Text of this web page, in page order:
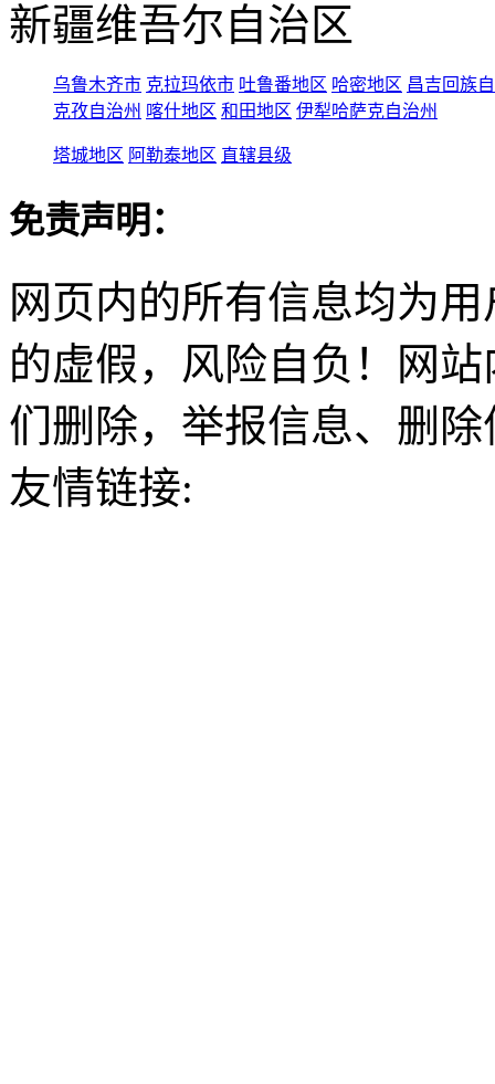
新疆维吾尔自治区
乌鲁木齐市 克拉玛依市 吐鲁番地区 哈密地区 昌吉回族
克孜自治州 喀什地区 和田地区 伊犁哈萨克自治州
塔城地区 阿勒泰地区 直辖县级
免责声明：
网页内的所有信息均为
的虚假，风险自负！网
们删除，举报信息、删
友情链接: